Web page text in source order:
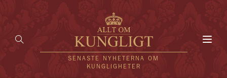
SENASTE NYHETERNA OM
KUNGLIGHETER